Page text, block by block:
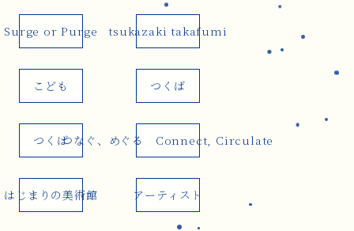
Surge or Purge tsukazaki takafumi
こども つくば
つくばつなぐ、めぐる Connect, Circulate
はじまりの美術館 アーティスト